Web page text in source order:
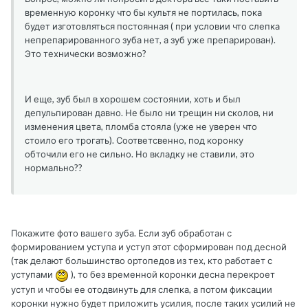
временную коронку что бы культя не портилась, пока
будет изготовляться постоянная ( при условии что слепка
непрепарированного зуба нет, а зуб уже препарирован).
Это технически возможно?
И еще, зуб был в хорошем состоянии, хоть и был
депульпирован давно. Не было ни трещин ни сколов, ни
изменения цвета, пломба стояла (уже не уверен что
стоило его трогать). Соответсвенно, под коронку
обточили его не сильно. Но вкладку не ставили, это
нормально??
Покажите фото вашего зуба. Если зуб обработан с
формированием уступа и уступ этот сформирован под десной
(так делают большинство ортопедов из тех, кто работает с
уступами
), то без временной коронки десна перекроет
уступ и чтобы ее отодвинуть для слепка, а потом фиксации
коронки нужно будет приложить усилия, после таких усилий не